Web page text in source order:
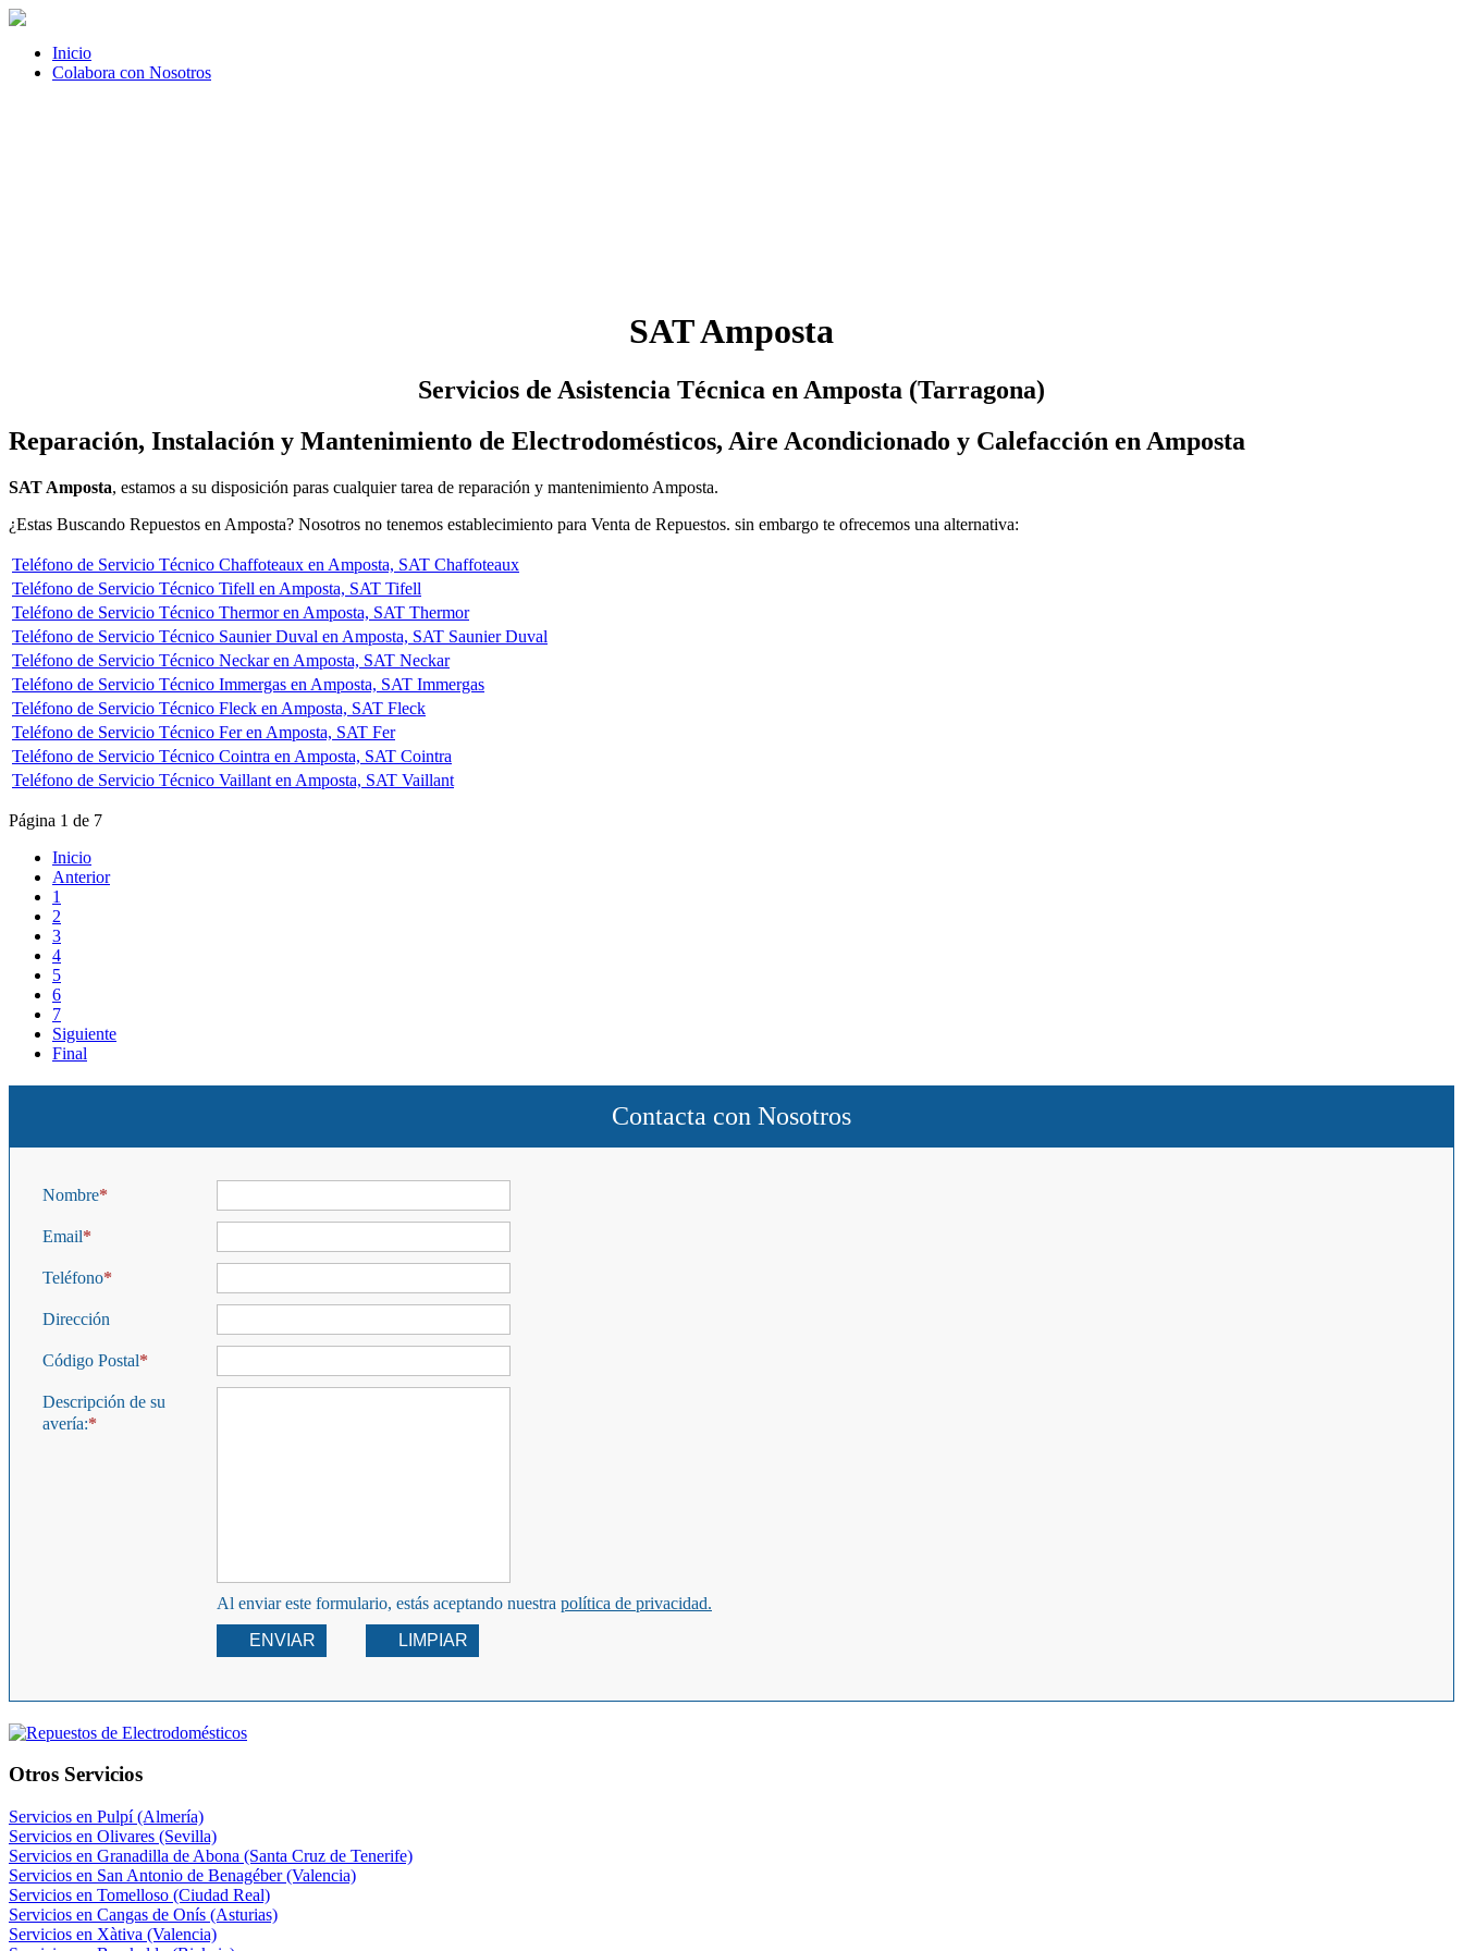
Inicio
Colabora con Nosotros
SAT Amposta
Servicios de Asistencia Técnica en Amposta (Tarragona)
Reparación, Instalación y Mantenimiento de Electrodomésticos, Aire Acondicionado y Calefacción en Amposta
SAT Amposta, estamos a su disposición paras cualquier tarea de reparación y mantenimiento Amposta.
¿Estas Buscando Repuestos en Amposta? Nosotros no tenemos establecimiento para Venta de Repuestos. sin embargo te ofrecemos una alternativa:
Teléfono de Servicio Técnico Chaffoteaux en Amposta, SAT Chaffoteaux
Teléfono de Servicio Técnico Tifell en Amposta, SAT Tifell
Teléfono de Servicio Técnico Thermor en Amposta, SAT Thermor
Teléfono de Servicio Técnico Saunier Duval en Amposta, SAT Saunier Duval
Teléfono de Servicio Técnico Neckar en Amposta, SAT Neckar
Teléfono de Servicio Técnico Immergas en Amposta, SAT Immergas
Teléfono de Servicio Técnico Fleck en Amposta, SAT Fleck
Teléfono de Servicio Técnico Fer en Amposta, SAT Fer
Teléfono de Servicio Técnico Cointra en Amposta, SAT Cointra
Teléfono de Servicio Técnico Vaillant en Amposta, SAT Vaillant
Página 1 de 7
Inicio
Anterior
1
2
3
4
5
6
7
Siguiente
Final
Contacta con Nosotros
Nombre
Email
Teléfono
Dirección
Código Postal
Descripción de su
avería:
Al enviar este formulario, estás aceptando nuestra política de privacidad.
ENVIAR
LIMPIAR
Otros Servicios
Servicios en Pulpí (Almería)
Servicios en Olivares (Sevilla)
Servicios en Granadilla de Abona (Santa Cruz de Tenerife)
Servicios en San Antonio de Benagéber (Valencia)
Servicios en Tomelloso (Ciudad Real)
Servicios en Cangas de Onís (Asturias)
Servicios en Xàtiva (Valencia)